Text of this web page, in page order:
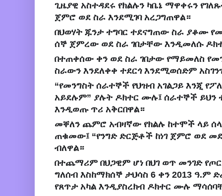
ጊዜያዊ አስተዳደሩ የክልሉን ካቤኔ ማዋቀሩን
ጀምሮ ወደ ስራ እንደሚገባ አረጋግጠዋል።
በህወሃት ጁንታ ተግባር ተደናግጠው ስራ ያቆሙ
ሰኞ ጀምረው ወደ ስራ ገበታቸው እንዲመለሱ
በተጠቀሰው ቀን ወደ ስራ ገበታው የማይመለስ
ስራውን እንደለቀቀ ተደርጎ እንደሚወሰድም
“የመንግስት ሰራተኞች የህዝብ አገልጋይ እንጂ
አይደሉም” ያሉት ዶክተር ሙሉ፤ ሰራተኞች
እንዲወጡ ጥሪ አቅርበዋል።
መቐለን ጨምሮ አብዛኛው የክልሉ ከተሞች ላይ
ጠቁመው፤ “የንግድ ድርጅቶች ከነገ ጀምሮ ወደ
ብለዋል።
በተጨማሪም በህጋዊም ሆነ በህገ ወጥ መንገድ
ግለሰብ እስከማክሰኞ ታህሳስ 6 ቀን 2013 ዓ.ም
የጸጥታ አካል እንዲያስረክብ ዶክተር ሙሉ